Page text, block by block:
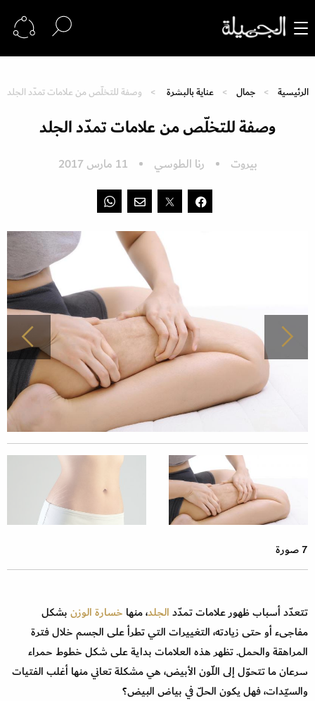
الرئيسية جمال عناية بالبشرة وصفة للتخلّص من علامات تمدّد الجلد
وصفة للتخلّص من علامات تمدّد الجلد
بيروت رنا الطوسي 11 مارس 2017
7 صورة
تتعدّد أسباب ظهور علامات تمدّدالجلد، منها خسارة الوزنبشكل
مفاجىء أو حتى زيادته، التغييرات التي تطرأ على الجسم خلال فترة
المراهقة والحمل. تظهر هذه العلامات بداية على شكل خطوط حمراء
سرعان ما تتحوّل إلى اللّون الأبيض، هي مشكلة تعاني منها أغلب الفتيات
والسيّدات، فهل يكون الحلّ في بياض البيض؟